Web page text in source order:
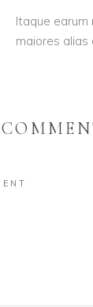
Itaque
maiores